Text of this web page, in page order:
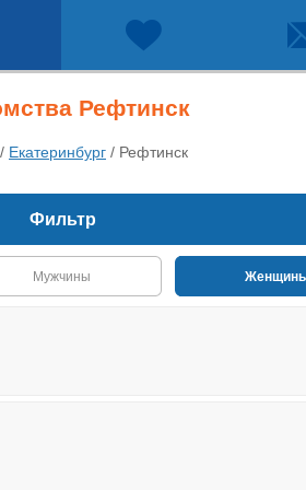
Рефтинск
/ Екатеринбург / Рефтинск
Фильтр
Мужчины